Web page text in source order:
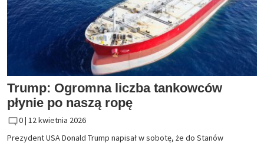
Trump: Ogromna liczba tankowców
płynie po naszą ropę
0 | 12 kwietnia 2026
Prezydent USA Donald Trump napisał w sobotę, że do Stanów